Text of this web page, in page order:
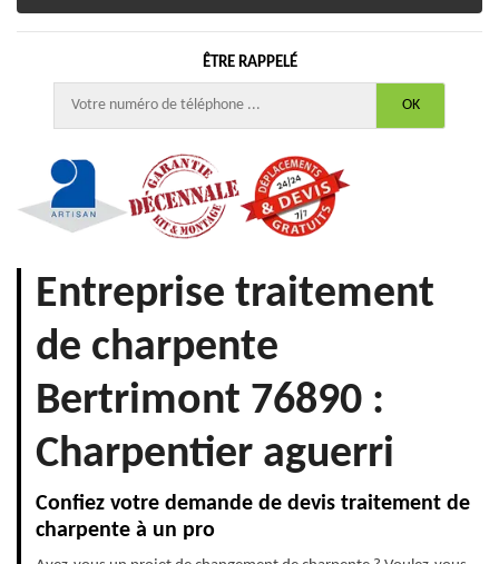
ÊTRE RAPPELÉ
Entreprise traitement
de charpente
Bertrimont 76890 :
Charpentier aguerri
Confiez votre demande de devis traitement de
charpente à un pro